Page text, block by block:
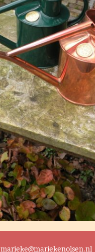
marieke@mariekenolsen.nl